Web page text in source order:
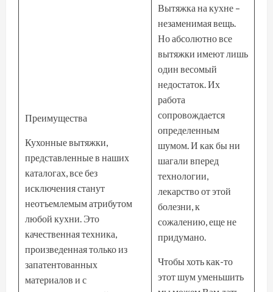
Преимущества
Кухонные вытяжки,
представленные в наших
каталогах, все без
исключения станут
неотъемлемым атрибутом
любой кухни. Это
качественная техника,
произведенная только из
запатентованных
материалов и с
Вытяжка на кухне –
незаменимая вещь.
Но абсолютно все
вытяжки имеют лишь
один весомый
недостаток. Их
работа
сопровождается
определенным
шумом. И как бы ни
шагали вперед
технологии,
лекарство от этой
болезни, к
сожалению, еще не
придумано.
Чтобы хоть как-то
этот шум уменьшить